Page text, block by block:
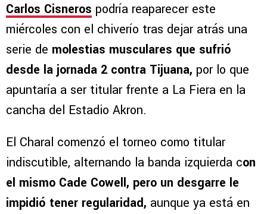
Carlos Cisneros podría reaparecer este
miércoles con el chiverío tras dejar atrás una
serie de molestias musculares que sufrió
desde la jornada 2 contra Tijuana, por lo que
apuntaría a ser titular frente a La Fiera en la
cancha del Estadio Akron.
El Charal comenzó el torneo como titular
indiscutible, alternando la banda izquierda con
el mismo Cade Cowell, pero un desgarre le
impidió tener regularidad, aunque ya está en